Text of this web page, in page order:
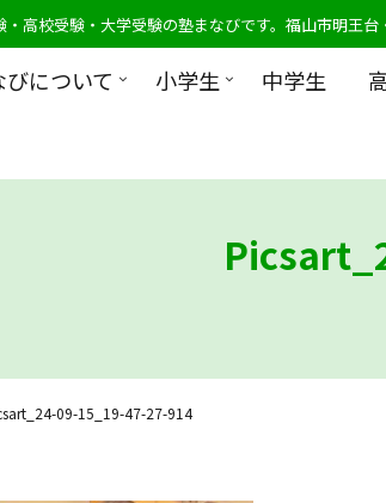
高校受験・大学受験の塾まなびです。福山市明王
について 小学生 中学生
09-15_19-47-27-914